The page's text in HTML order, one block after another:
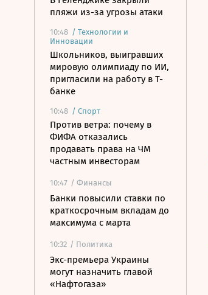
пляжи из-за угрозы атаки
10:48 / Технологии и
Инновации
Школьников, выигравших
мировую олимпиаду по ИИ,
пригласили на работу в Т-
банке
10:48 / Спорт
Против ветра: почему в
ФИФА отказались
продавать права на ЧМ
частным инвесторам
10:47 / Финансы
Банки повысили ставки по
краткосрочным вкладам до
максимума с марта
10:32 / Политика
Экс-премьера Украины
могут назначить главой
«Нафтогаза»